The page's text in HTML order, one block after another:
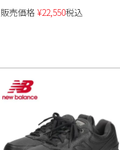
販売価格 ¥22,550税込